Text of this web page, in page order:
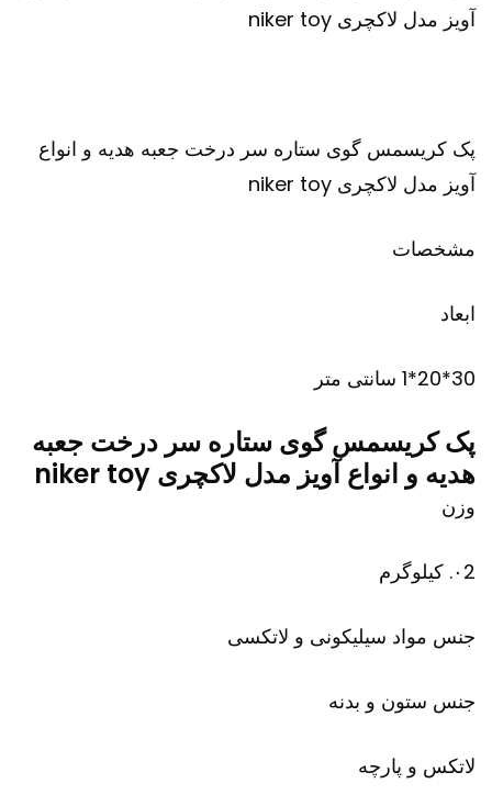
پک کریسمس گوی ستاره سر درخت جعبه هدیه و انواع
آویز مدل لاکچری niker toy
مشخصات
ابعاد
30*20*1 سانتی متر
پک کریسمس گوی ستاره سر درخت جعبه
هدیه و انواع آویز مدل لاکچری niker toy
وزن
۰2. کیلوگرم
جنس مواد سیلیکونی و لاتکسی
جنس ستون و بدنه
لاتکس و پارچه